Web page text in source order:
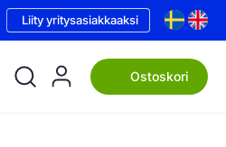
Liity yritysasiakkaaksi
Ostoskori